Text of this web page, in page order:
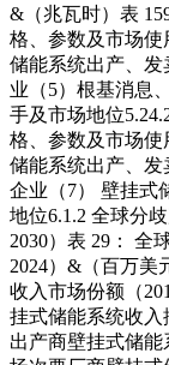
&（兆瓦时）表
格、参数及市场使
储能系统出产、发
业（5）根基消息
手及市场地位
格、参数及市场使
储能系统出产、发
企业（7） 壁挂式
地位6.1.2 全球分
2030）表 29： 全
2024）&（百万美
收入市场份额（
挂式储能系统收入
出产商壁挂式储